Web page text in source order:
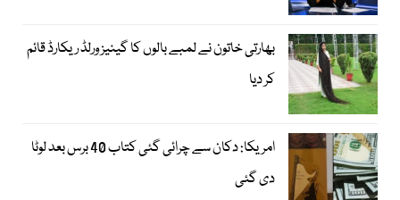
بھارتی خاتون نے لمبے بالوں کا گینیز ورلڈ ریکارڈ قائم
کر دیا
امریکا: دکان سے چرائی گئی کتاب 40 برس بعد لوٹا
دی گئی